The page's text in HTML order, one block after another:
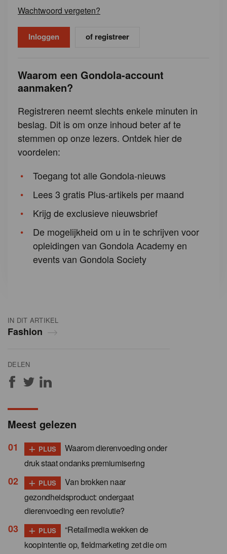
IN DIT ARTIKEL
Fashion
DELEN
Wachtwoord vergeten?
of registreer
Waarom een Gondola-account
aanmaken?
Registreren neemt slechts enkele minuten in
beslag. Dit is om onze inhoud beter af te
stemmen op onze lezers. Ontdek hier de
voordelen:
Toegang tot alle Gondola-nieuws
Lees 3 gratis Plus-artikels per maand
Krijg de exclusieve nieuwsbrief
De mogelijkheid om u in te schrijven voor
opleidingen van Gondola Academy en
events van Gondola Society
Meest gelezen
+ PLUS
Waarom dierenvoeding onder
druk staat ondanks premiumisering
+ PLUS
Van brokken naar
gezondheidsproduct: ondergaat
dierenvoeding een revolutie?
+ PLUS
“Retailmedia wekken de
koopintentie op, fieldmarketing zet die om